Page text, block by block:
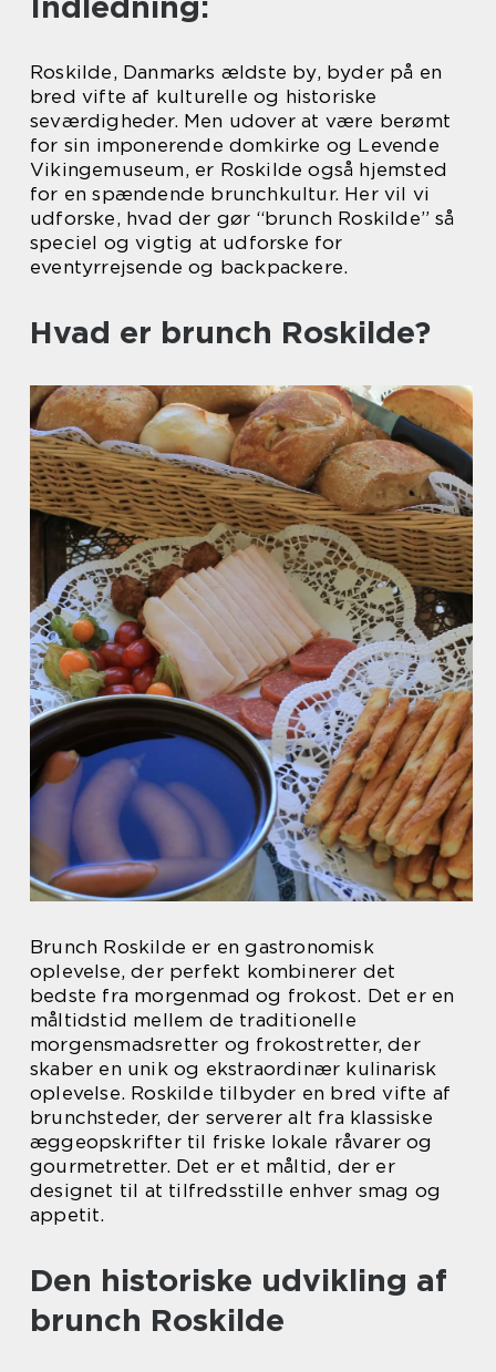
Roskilde, Danmarks ældste by, byder på en
bred vifte af kulturelle og historiske
seværdigheder. Men udover at være berømt
for sin imponerende domkirke og Levende
Vikingemuseum, er Roskilde også hjemsted
for en spændende brunchkultur. Her vil vi
udforske, hvad der gør “brunch Roskilde” så
speciel og vigtig at udforske for
eventyrrejsende og backpackere.
Hvad er brunch Roskilde?
Brunch Roskilde er en gastronomisk
oplevelse, der perfekt kombinerer det
bedste fra morgenmad og frokost. Det er en
måltidstid mellem de traditionelle
morgensmadsretter og frokostretter, der
skaber en unik og ekstraordinær kulinarisk
oplevelse. Roskilde tilbyder en bred vifte af
brunchsteder, der serverer alt fra klassiske
æggeopskrifter til friske lokale råvarer og
gourmetretter. Det er et måltid, der er
designet til at tilfredsstille enhver smag og
appetit.
Den historiske udvikling af
brunch Roskilde